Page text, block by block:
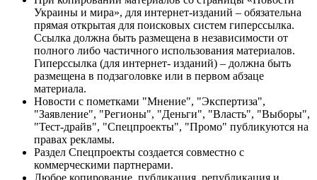
Украины и мира», для интернет-изданий – обязательна
прямая открытая для поисковых систем гиперссылка.
Ссылка должна быть размещена в независимости от
полного либо частичного использования материалов.
Гиперссылка (для интернет- изданий) – должна быть
размещена в подзаголовке или в первом абзаце
материала.
Новости с пометками "Мнение", "Экспертиза",
"Заявление", "Регионы", "Деньги", "Власть", "Выборы",
"Тест-драйв", "Спецпроекты", "Промо" публикуются на
правах рекламы.
Раздел Спецпроекты создается совместно с
коммерческими партнерами.